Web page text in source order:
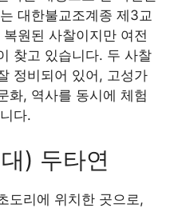
대한불교조계종 제3교
원된 사찰이지만 여전
찾고 있습니다. 두 사찰
정비되어 있어, 고성가
화, 역사를 동시에 체험
다.
) 두타연
도리에 위치한 곳으로,